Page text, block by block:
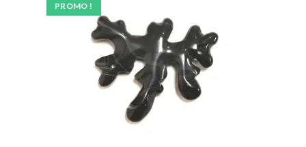
PROMO !